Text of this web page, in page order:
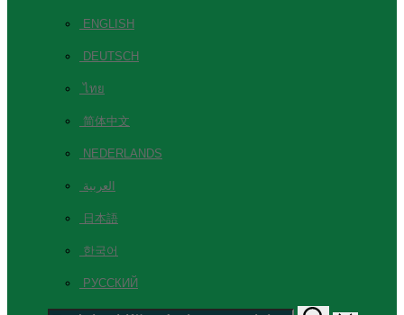
ENGLISH
DEUTSCH
ไทย
简体中文
NEDERLANDS
العربية
日本語
한국어
РУССКИЙ